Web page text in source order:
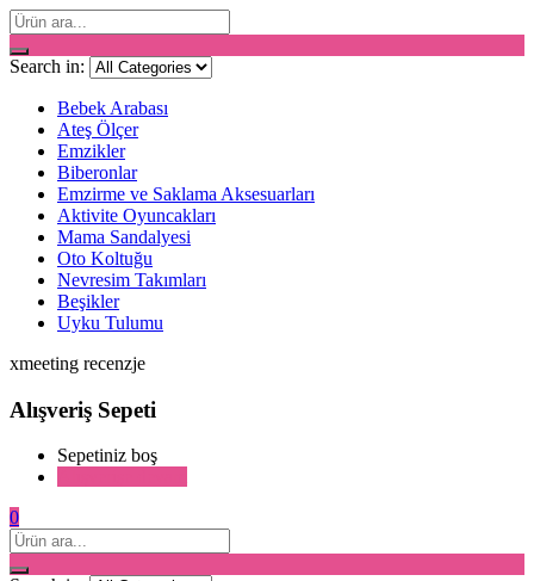
Search in:
Bebek Arabası
Ateş Ölçer
Emzikler
Biberonlar
Emzirme ve Saklama Aksesuarları
Aktivite Oyuncakları
Mama Sandalyesi
Oto Koltuğu
Nevresim Takımları
Beşikler
Uyku Tulumu
xmeeting recenzje
Alışveriş Sepeti
Sepetiniz boş
0